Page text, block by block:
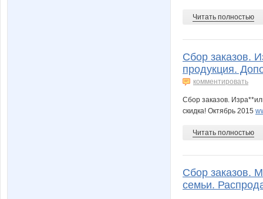
Читать полностью
Сбор заказов.
продукция.
комментировать
Сбор заказов.
скидка! Октябрь 2015
Читать полностью
Сбор заказов.
семьи.